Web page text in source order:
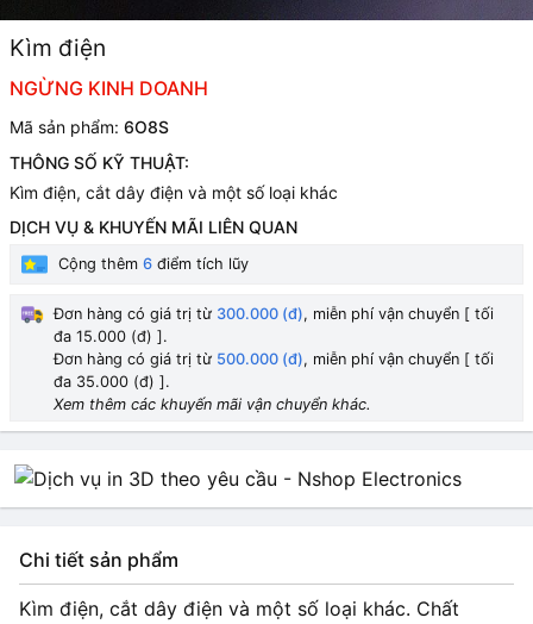
Kìm điện
NGỪNG KINH DOANH
Mã sản phẩm: 6O8S
THÔNG SỐ KỸ THUẬT:
Kìm điện, cắt dây điện và một số loại khác
DỊCH VỤ & KHUYẾN MÃI LIÊN QUAN
Cộng thêm 6 điểm tích lũy
Đơn hàng có giá trị từ 300.000 (đ), miễn phí vận chuyển [ tối
đa 15.000 (đ) ].
Đơn hàng có giá trị từ 500.000 (đ), miễn phí vận chuyển [ tối
đa 35.000 (đ) ].
Xem thêm các khuyến mãi vận chuyển khác.
Chi tiết sản phẩm
Kìm điện, cắt dây điện và một số loại khác. Chất